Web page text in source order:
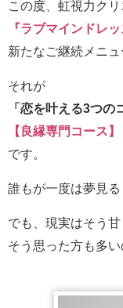
この度、虹視力ク
『ラブマインドレ
新たなご継続メニ
それが
「恋を叶える3つの
【良縁専門コース】
です。
誰もが一度は夢見る
でも、現実はそう
そう思った方も多